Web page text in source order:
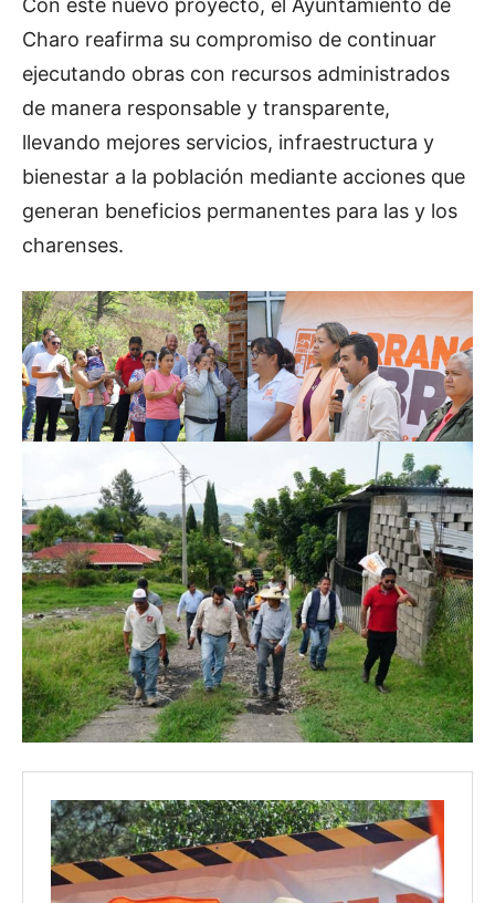
Con este nuevo proyecto, el Ayuntamiento de
Charo reafirma su compromiso de continuar
ejecutando obras con recursos administrados
de manera responsable y transparente,
llevando mejores servicios, infraestructura y
bienestar a la población mediante acciones que
generan beneficios permanentes para las y los
charenses.